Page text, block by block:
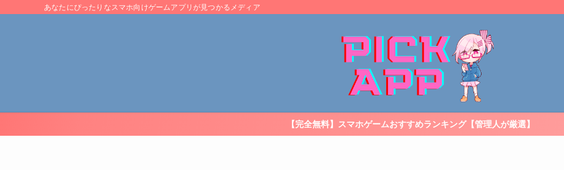
あなたにぴったりなスマホ向けゲームアプリが見つかるメディア
【完全無料】スマホゲームおすすめランキング【管理人が厳選】